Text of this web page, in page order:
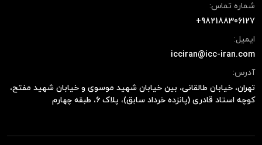
شماره تماس:
+982188306127
ایمیل:
icciran@icc-iran.com
آدرس:
تهران، خیابان طالقانی، بین خیابان شهید موسوی و خیابان شهید مفتح،
کوچه استاد قادری (پانزده خرداد سابق)، پلاک ۶، طبقه چهارم